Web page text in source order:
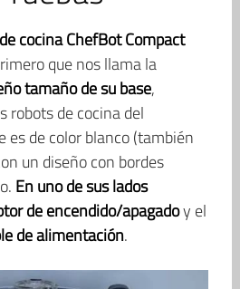
cocina ChefBot Compact
que nos llama la
tamaño de su base,
robots de cocina del
es de color blanco (también
un diseño con bordes
En uno de sus lados
de encendido/apagadoy el
de alimentación.